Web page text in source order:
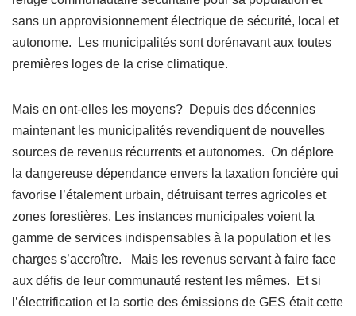
sans un approvisionnement électrique de sécurité, local et
autonome. Les municipalités sont dorénavant aux toutes
premières loges de la crise climatique.
Mais en ont-elles les moyens? Depuis des décennies
maintenant les municipalités revendiquent de nouvelles
sources de revenus récurrents et autonomes. On déplore
la dangereuse dépendance envers la taxation foncière qui
favorise l’étalement urbain, détruisant terres agricoles et
zones forestières. Les instances municipales voient la
gamme de services indispensables à la population et les
charges s’accroître. Mais les revenus servant à faire face
aux défis de leur communauté restent les mêmes. Et si
l’électrification et la sortie des émissions de GES était cette